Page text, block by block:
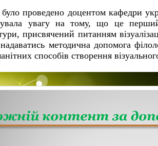
проведено доцентом кафедри
увагу на тому, що це перший
присвячений питанням
методична допомога
способів створення